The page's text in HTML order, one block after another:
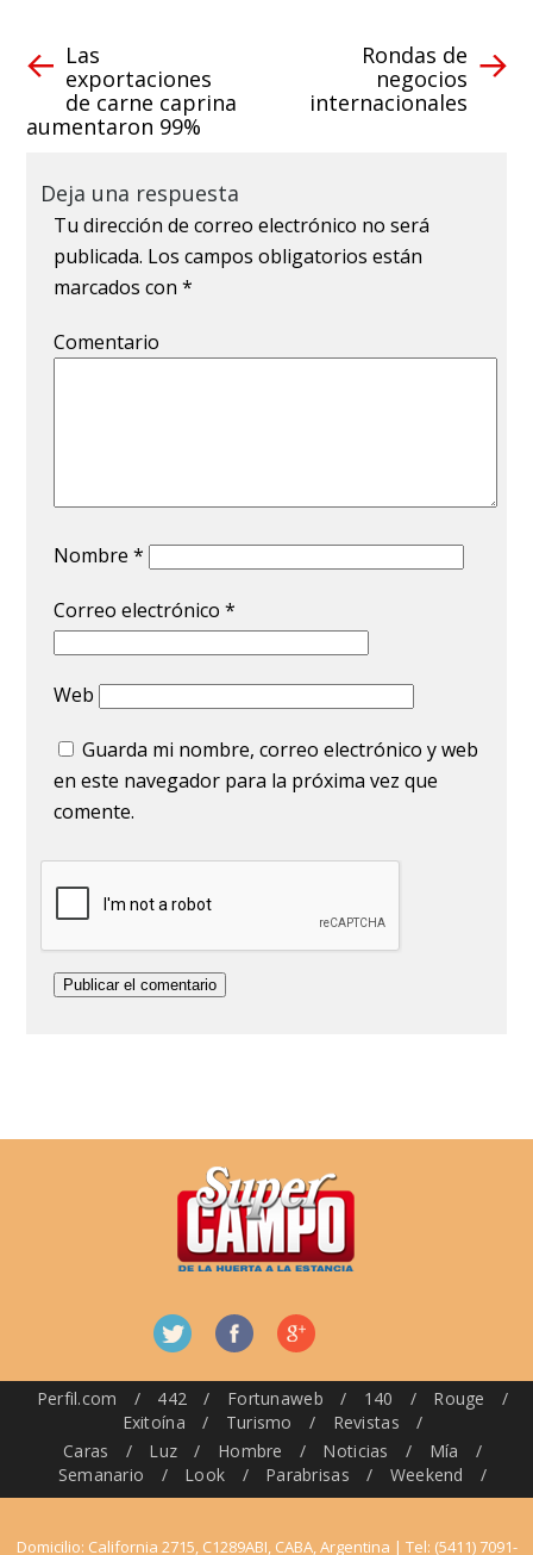
Las
exportaciones
de carne caprina
aumentaron 99%
Rondas de
negocios
internacionales
Deja una respuesta
Tu dirección de correo electrónico no será
publicada. Los campos obligatorios están
marcados con*
Comentario
Nombre*
Correo electrónico*
Web
Guarda mi nombre, correo electrónico y web
en este navegador para la próxima vez que
comente.
Perfil.com / 442 / Fortunaweb / 140 / Rouge
/
Exitoína
/ Turismo / Revistas
/
Caras
/ Luz / Hombre / Noticias / Mía
/
Semanario
/ Look / Parabrisas / Weekend /
Domicilio: California 2715, C1289ABI, CABA, Argentina | Tel: (5411) 7091-